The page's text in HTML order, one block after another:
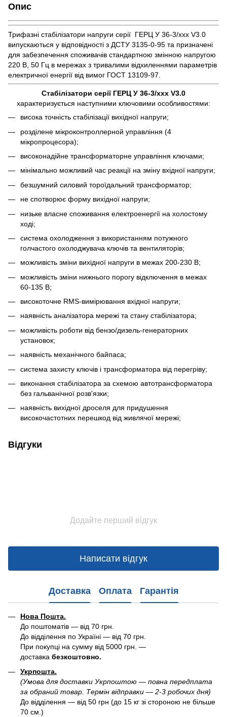
Опис
Трифазні стабілізатори напруги серії ГЕРЦ У 36-3/ххх V3.0
випускаються у відповідності з ДСТУ 3135-0-95 та призначені
для забезпечення споживачів стандартною змінною напругою
220 В, 50 Гц в мережах з тривалими відхиленнями параметрів
електричної енергії від вимог ГОСТ 13109-97.
Стабілізатори серії ГЕРЦ У 36-3/ххх V3.0
характеризується наступними ключовими особливостями:
висока точність стабілізації вихідної напруги;
розділене мікроконтроллерной управління (4
мікропроцесора);
високонадійне трансформаторне управління ключами;
мінімально можливий час реакції на зміну вхідної напруги;
безшумний силовий тороїдальний трансформатор;
не спотворює форму вихідної напруги;
низьке власне споживання електроенергії на холостому
ході;
система охолодження з використанням потужного
голчастого охолоджувача ключів та вентиляторів;
можливість зміни вихідної напруги в межах 200-230 В;
можливість зміни нижнього порогу відключення в межах
60-135 В;
високоточне RMS-вимірювання вхідної напруги;
наявність аналізатора мережі та стану стабілізатора;
можливість роботи від бензо/дизель-генераторних
установок;
наявність механічного байпаса;
система захисту ключів і трансформатора від перегріву;
виконання стабілізатора за схемою автотрансформатора
без гальванічної розв'язки;
наявність вихідної дроселя для придушення
високочастотних перешкод від живлячої мережі;
Відгуки
Додайте перший відгук
Написати відгук
Доставка Оплата Гарантія
Нова Пошта.
До поштоматів — від 70 грн.
До відділення по Україні — від 70 грн.
При покупці на сумму від 5000 грн. —
доставка безкоштовно.
Укрпошта.
(Умова для доставки Укрпоштою — повна передплата
за обраний товар. Термін відправки — 2-3 робочих дня)
До відділення — від 50 грн (до 15 кг зі стороною не більше
70 см.)